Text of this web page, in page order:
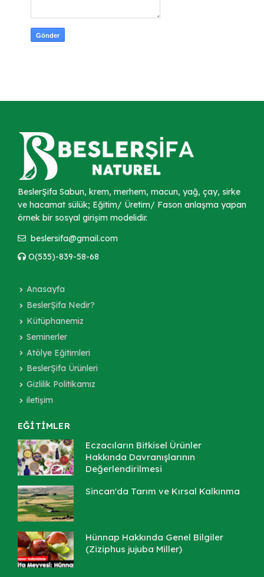
BeslerŞifa Sabun, krem, merhem, macun, yağ, çay, sirke
ve hacamat sülük; Eğitim/ Üretim/ Fason anlaşma yapan
örnek bir sosyal girişim modelidir.
beslersifa@gmail.com
O(535)-839-58-68
Anasayfa
BeslerŞifa Nedir?
Kütüphanemiz
Seminerler
Atölye Eğitimleri
BeslerŞifa Ürünleri
Gizlilik Politikamız
iletişim
EĞİTİMLER
Eczacıların Bitkisel Ürünler
Hakkında Davranışlarının
Değerlendirilmesi
Sincan'da Tarım ve Kırsal Kalkınma
Hünnap Hakkında Genel Bilgiler
(Ziziphus jujuba Miller)